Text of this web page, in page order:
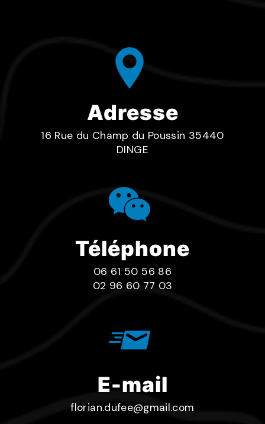
Adresse
16 Rue du Champ du Poussin 35440
DINGE
Téléphone
06 61 50 56 86
02 96 60 77 03
E-mail
florian.dufee@gmail.com